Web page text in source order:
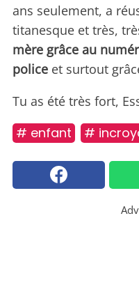
ans seulement, a
titanesque et très,
mère grâce au
police et surtout
Tu as été très fort,
# enfant #